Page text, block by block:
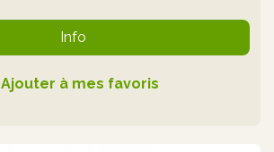
Info
Ajouter à mes favoris